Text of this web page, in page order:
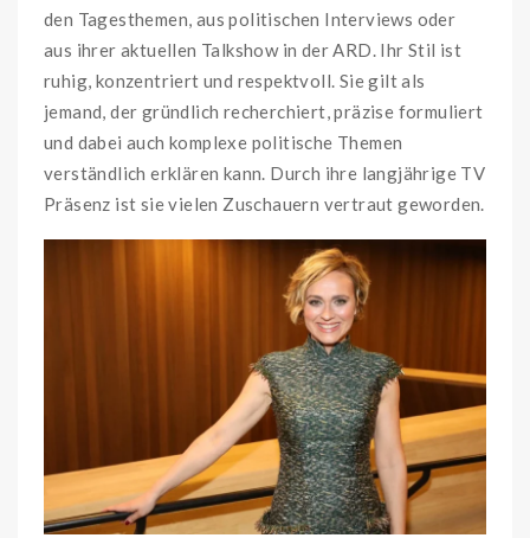
den Tagesthemen, aus politischen Interviews oder
aus ihrer aktuellen Talkshow in der ARD. Ihr Stil ist
ruhig, konzentriert und respektvoll. Sie gilt als
jemand, der gründlich recherchiert, präzise formuliert
und dabei auch komplexe politische Themen
verständlich erklären kann. Durch ihre langjährige TV
Präsenz ist sie vielen Zuschauern vertraut geworden.